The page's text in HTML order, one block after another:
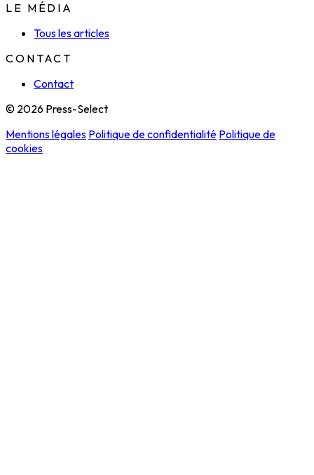
LE MÉDIA
Tous les articles
CONTACT
Contact
© 2026 Press-Select
Mentions légales Politique de confidentialité Politique de
cookies